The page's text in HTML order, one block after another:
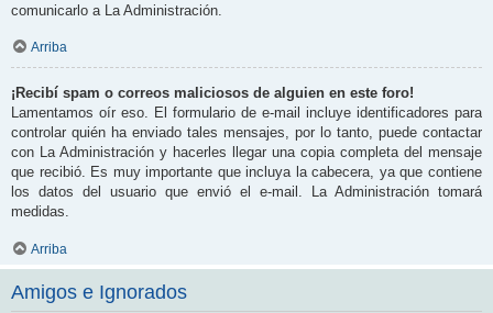
comunicarlo a La Administración.
Arriba
¡Recibí spam o correos maliciosos de alguien en este foro!
Lamentamos oír eso. El formulario de e-mail incluye identificadores para
controlar quién ha enviado tales mensajes, por lo tanto, puede contactar
con La Administración y hacerles llegar una copia completa del mensaje
que recibió. Es muy importante que incluya la cabecera, ya que contiene
los datos del usuario que envió el e-mail. La Administración tomará
medidas.
Arriba
Amigos e Ignorados